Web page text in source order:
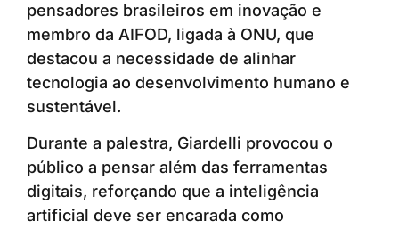
pensadores brasileiros em inovação e
membro da AIFOD, ligada à ONU, que
destacou a necessidade de alinhar
tecnologia ao desenvolvimento humano e
sustentável.
Durante a palestra, Giardelli provocou o
público a pensar além das ferramentas
digitais, reforçando que a inteligência
artificial deve ser encarada como